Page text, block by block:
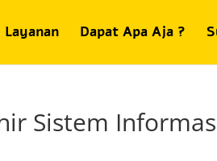
Layanan Dapat Apa Aja ?
Sistem